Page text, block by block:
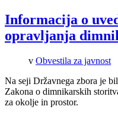
Informacija o
opravljanja
v Obvestila za javnost
Na seji Državnega zbora je
Zakona o dimnikarskih
za okolje in prostor.